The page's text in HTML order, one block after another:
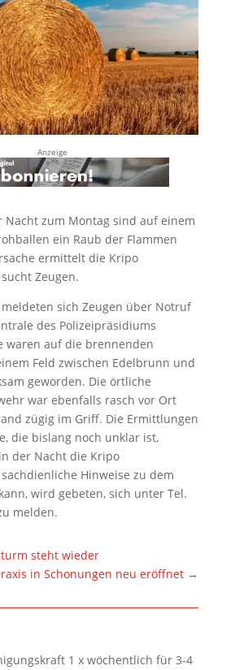
Anzeige
Nacht zum Montag sind auf einem
ein Raub der Flammen
ermittelt die Kripo
Zeugen.
meldeten sich Zeugen über Notruf
des Polizeipräsidiums
waren auf die brennenden
Feld zwischen Edelbrunn und
geworden. Die örtliche
war ebenfalls rasch vor Ort
zügig im Griff. Die Ermittlungen
die bislang noch unklar ist,
der Nacht die Kripo
Hinweise zu dem
wird gebeten, sich unter Tel.
melden.
steht wieder
in Schonungen neu eröffnet →
1 x wöchentlich für 3-4